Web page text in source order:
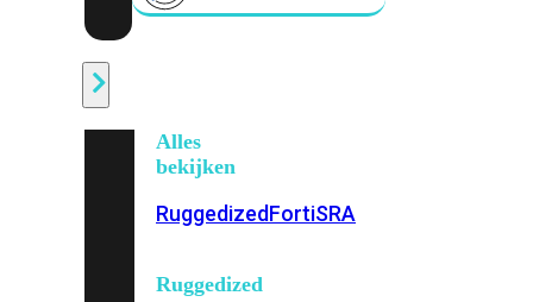
Alles
bekijken
RuggedizedFortiSRA
Ruggedized